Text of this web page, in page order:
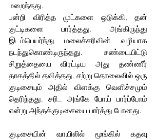
மறைந்தது.
பன்றி விரித்த முட்களை ஒடுக்கி, தன்
குட்டிகளை பார்த்தது. அங்கிருந்து
இடம்பெயர்ந்து மலைச்சரிவின் வழியாக
நடந்துகொண்டிருந்தது. சண்டையிட்டு
சிறுத்தையை விரட்டிய அது தண்ணீர்
தாகத்தில் தவித்தது. சற்று தொலைவில் ஒரு
குடிசையும் அதில் விளக்கு வெளிச்சமும்
தெரிந்தது. சரி.. அங்கே போய் பார்ப்போம்
என்று அந்தக்குடிசையை பார்த்து போனது.
குடிசையின் வாயிலில் மூங்கில் கதவு